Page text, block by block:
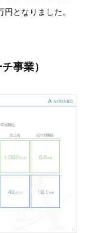
となりました。
事業）